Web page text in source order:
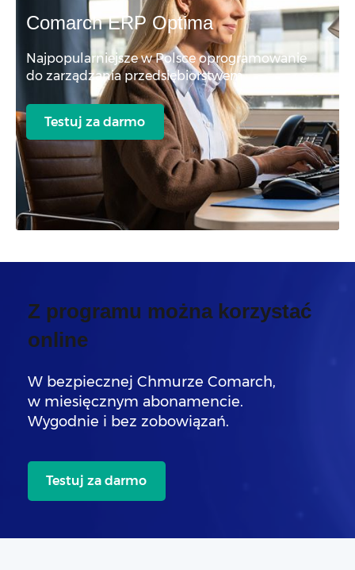
Comarch ERP Optima
Najpopularniejsze w Polsce oprogramowanie
do zarządzania przedsiębiorstwem
Testuj za darmo
Z programu można korzystać
online
W bezpiecznej Chmurze Comarch,
w miesięcznym abonamencie.
Wygodnie i bez zobowiązań.
Testuj za darmo